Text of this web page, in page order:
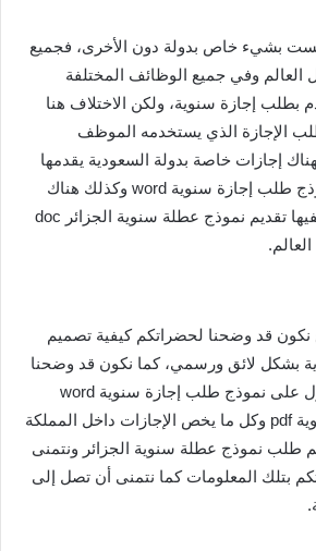
بشيء خاص بدولة دون الأخرى، فجميع
وفي جميع الوظائف المختلفة
بطلب إجازة سنوية، ولكن الاختلاف هنا
الإجازة الذي يستخدمه الموظف
إجازات خاصة بدولة السعودية يقدمها
الموظف في صورة نموذج طلب إجازة سنوية word وكذلك هناك
دولة الجزائر تتيح لموظفيها تقديم نموذج عطلة سنوية الجزائر doc
قد وضحنا لحضراتكم كيفية تصميم
بشكل لائق ورسمي، كما نكون قد وضحنا
لحضراتكم طرق الحصول على نموذج طلب إجازة سنوية word
ونموذج طلب إجازة سنوية pdf وكل ما يخص الإجازات داخل المملكة
طلب نموذج عطلة سنوية الجزائر ونتمنى
بتلك المعلومات كما نتمنى أن تصل إلى